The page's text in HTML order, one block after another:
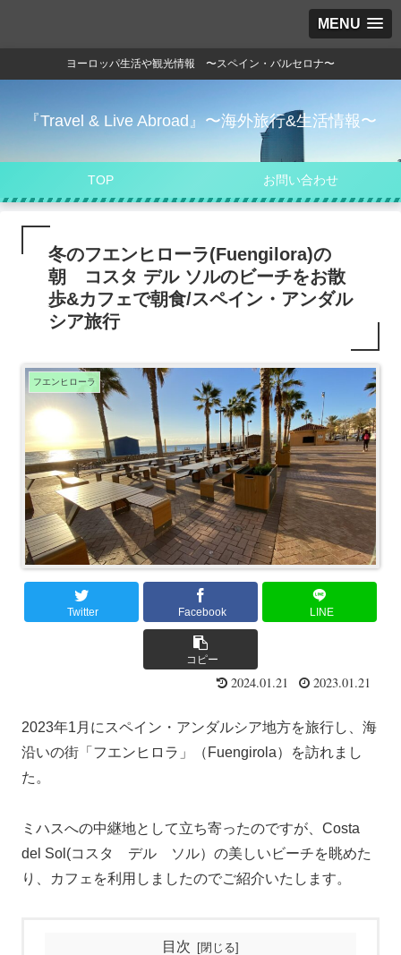
MENU
ヨーロッパ生活や観光情報 〜スペイン・バルセロナ〜
『Travel & Live Abroad』〜海外旅行&生活情報〜
TOP お問い合わせ
冬のフエンヒローラ(Fuengilora)の
朝 コスタ デル ソルのビーチをお散
歩&カフェで朝食/スペイン・アンダル
シア旅行
フエンヒローラ
Twitter Facebook LINE
コピー
2024.01.21 2023.01.21
2023年1月にスペイン・アンダルシア地方を旅行し、海
沿いの街「フエンヒロラ」（Fuengirola）を訪れまし
た。
ミハスへの中継地として立ち寄ったのですが、Costa
del Sol(コスタ デル ソル）の美しいビーチを眺めた
り、カフェを利用しましたのでご紹介いたします。
目次